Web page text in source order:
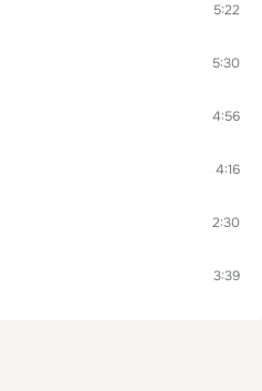
5:22
5:30
4:56
4:16
2:30
3:39